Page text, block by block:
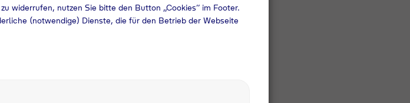
widerrufen, nutzen Sie bitte den Button „Cookies“ im Footer.
(notwendige) Dienste, die für den Betrieb der Webseite